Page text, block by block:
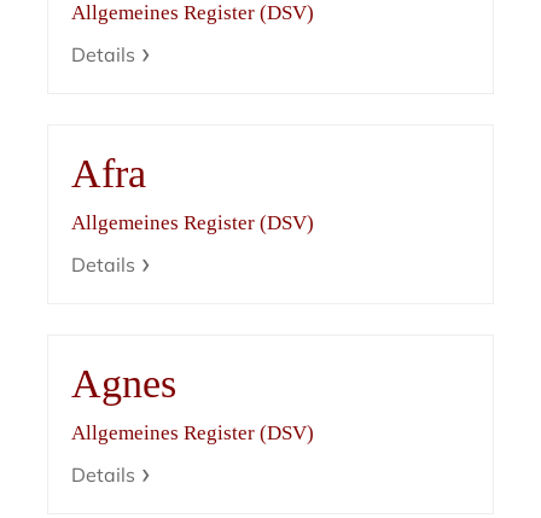
Allgemeines Register (DSV)
Details
Afra
Allgemeines Register (DSV)
Details
Agnes
Allgemeines Register (DSV)
Details